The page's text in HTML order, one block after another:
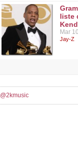
liste
Mar
Jay-Z
@2kmusic